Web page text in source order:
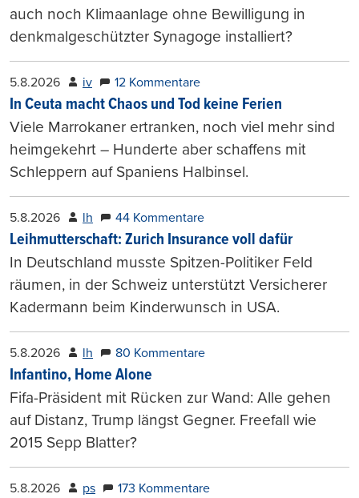
auch noch Klimaanlage ohne Bewilligung in
denkmalgeschützter Synagoge installiert?
5.8.2026 iv 12 Kommentare
In Ceuta macht Chaos und Tod keine Ferien
Viele Marrokaner ertranken, noch viel mehr sind
heimgekehrt – Hunderte aber schaffens mit
Schleppern auf Spaniens Halbinsel.
5.8.2026 lh 44 Kommentare
Leihmutterschaft: Zurich Insurance voll dafür
In Deutschland musste Spitzen-Politiker Feld
räumen, in der Schweiz unterstützt Versicherer
Kadermann beim Kinderwunsch in USA.
5.8.2026 lh 80 Kommentare
Infantino, Home Alone
Fifa-Präsident mit Rücken zur Wand: Alle gehen
auf Distanz, Trump längst Gegner. Freefall wie
2015 Sepp Blatter?
5.8.2026 ps 173 Kommentare